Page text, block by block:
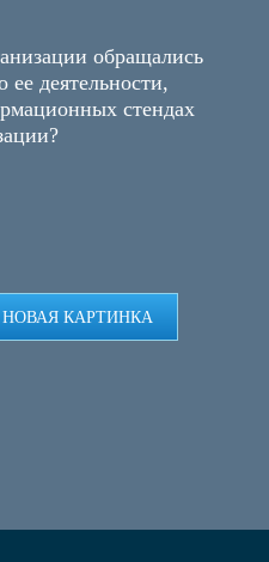
обращались
деятельности,
стендах
НОВАЯ КАРТИНКА